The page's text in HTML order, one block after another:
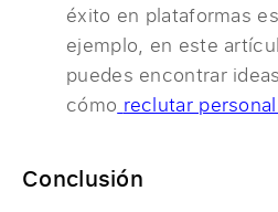
éxito en plataformas
ejemplo, en este
puedes encontrar
cómo reclutar
Conclusión